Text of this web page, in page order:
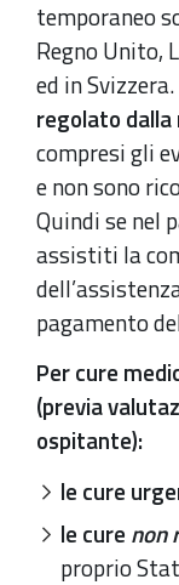
temporaneo
Regno Unito,
ed in Svizzera.
regolato
compresi gli
e non sono
Quindi se nel
assistiti la
pagamento
Per cure
(previa
ospitante):
le cure
le cure non
proprio